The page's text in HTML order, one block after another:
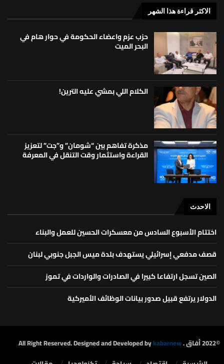
الاكثر قراءة هذا الشهر
حزب عزم واعضاء الحكومة في حوار هام في
البحر الميت
الكلام اللي بمشي عليه الترين!
مذكرة تفاهم بين “شومان” و”جت” لتعزيز
القراءة واستثمار وقت التنقل في المعرفة
الاحدث
اختتام الأسبوع السادس من معسكرات الحسين للعمل والبناء
قصف مدفعي إسرائيلي يستهدف بلدة ميس الجبل جنوبي لبنان
الصين تسجل ارتفاعا كبيرا في الصادرات والواردات في تموز
الدولار يرتفع قبيل صدور بيانات الوظائف الأميركية
©2022 أفاق . All Right Reserved. Designed and Developed by
kabarnew.